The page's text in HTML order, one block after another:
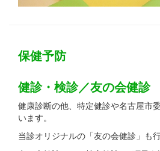
保健予防
健診・検診／友の会健診
健康診断の他、特定健診や名古屋市
います。
当診オリジナルの「友の会健診」も